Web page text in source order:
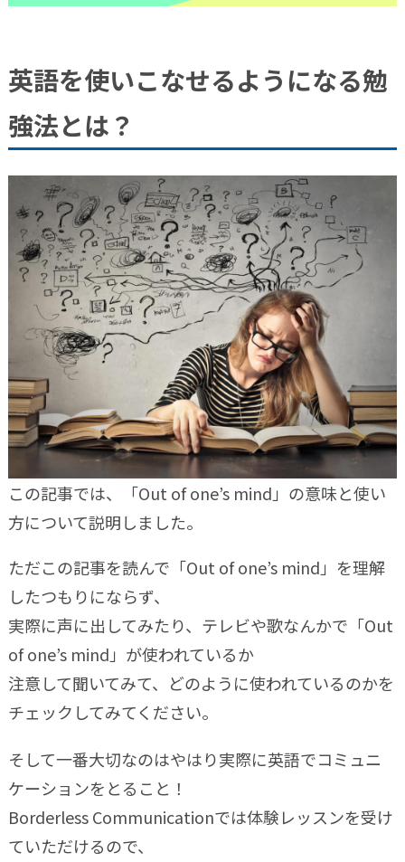
英語を使いこなせるようになる勉
強法とは？
この記事では、「Out of one’s mind」の意味と使い
方について説明しました。
ただこの記事を読んで「Out of one’s mind」を理解
したつもりにならず、
実際に声に出してみたり、テレビや歌なんかで「Out
of one’s mind」が使われているか
注意して聞いてみて、どのように使われているのかを
チェックしてみてください。
そして一番大切なのはやはり実際に英語でコミュニ
ケーションをとること！
Borderless Communicationでは体験レッスンを受け
ていただけるので、